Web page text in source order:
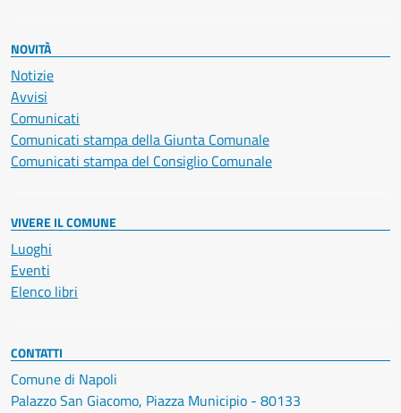
NOVITÀ
Notizie
Avvisi
Comunicati
Comunicati stampa della Giunta Comunale
Comunicati stampa del Consiglio Comunale
VIVERE IL COMUNE
Luoghi
Eventi
Elenco libri
CONTATTI
Comune di Napoli
Palazzo San Giacomo, Piazza Municipio - 80133